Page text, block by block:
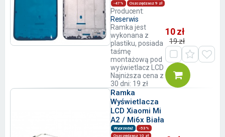
-47% Oszczędzasz 9 zł
Producent:
Reserwis
Ramka jest
wykonana z
plastiku, posiada
taśmę
montażową pod
wyświetlacz LCD
Najniższa cena z
30 dni: 19 zł
10 zł
19 zł
Ramka
Wyświetlacza
LCD Xiaomi Mi
A2 / Mi6x Biała
Wyprzedaż
-53%
Oszczędzasz 10 zł